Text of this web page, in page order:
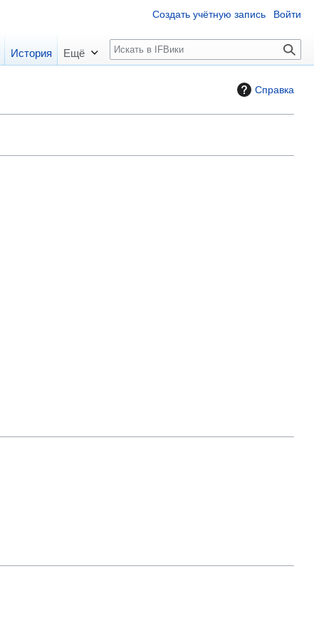
Справка
Создать учётную запись Войти
История Ещё
П
о
к